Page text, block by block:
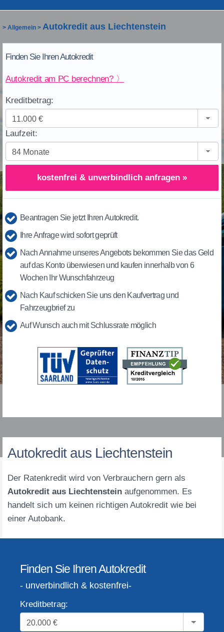
> Allgemein > Autokredit aus Liechtenstein
Finden Sie Ihren Autokredit
Autokredit am PC berechnen? 〉
Kreditbetrag:
Laufzeit:
kostenfrei & unverbindlich anfragen »
Beantragen Sie jetzt Ihren Autokredit.
Ihre Anfrage wird sofort geprüft
Nach Annahme unseres Angebots bekommen Sie das Geld
auf das Konto überwiesen und kaufen innerhalb von 6
Wochen Ihr Wunschfahrzeug
Nach Kauf schicken Sie uns den Kaufvertrag und
Fahrzeugbrief zu
Auf Wunsch auch mit Schlussrate möglich
Autokredit aus Liechtenstein
Der Ratenkredit wird von Verbrauchern gern als
Autokredit aus Liechtenstein aufgenommen. Es
handelt sich um keinen richtigen Autokredit wie bei
einer Autobank.
Finden Sie Ihren Autokredit
- unverbindlich & kostenfrei-
Kreditbetrag: